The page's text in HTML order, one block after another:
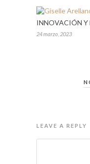
INNOVACIÓN Y
24 marzo, 2023
LEAVE A REPLY